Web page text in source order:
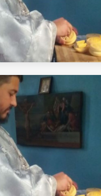
літургія в день
Господнього
літургія в день свята